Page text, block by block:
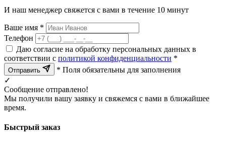
И наш менеджер свяжется с вами в течение 10 минут
Ваше имя *
Телефон
Даю согласие на обработку персональных данных в
соответствии с политикой конфиденциальности *
Отправить
* Поля обязательны для заполнения
✓
Сообщение отправлено!
Мы получили вашу заявку и свяжемся с вами в ближайшее
время.
Быстрый заказ